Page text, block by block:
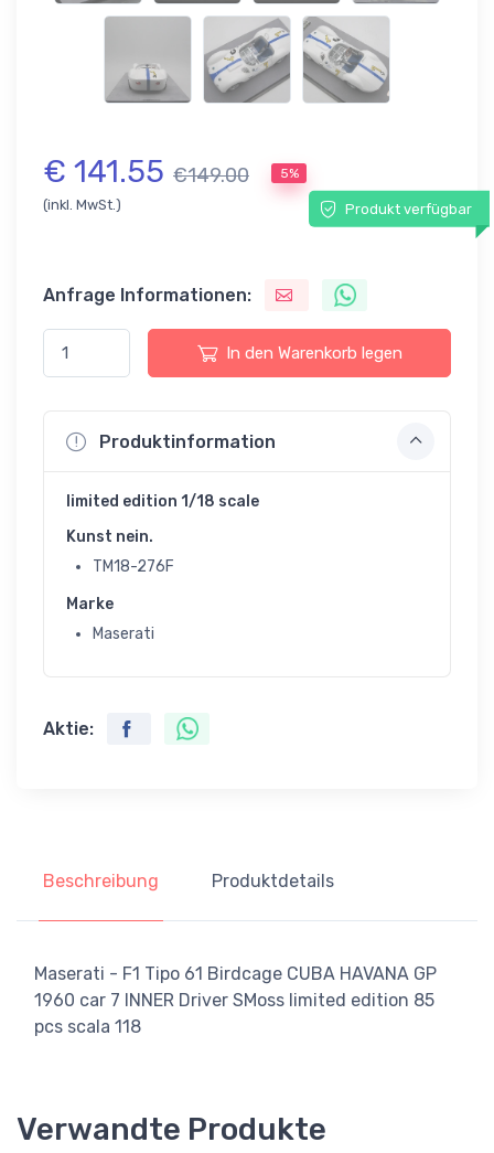
€ 141.55 €149.00 5%
(inkl. MwSt.) Produkt verfügbar
Anfrage Informationen:
In den Warenkorb legen
Produktinformation
limited edition 1/18 scale
Kunst nein.
TM18-276F
Marke
Maserati
Aktie:
Beschreibung Produktdetails
Maserati - F1 Tipo 61 Birdcage CUBA HAVANA GP
1960 car 7 INNER Driver SMoss limited edition 85
pcs scala 118
Verwandte Produkte